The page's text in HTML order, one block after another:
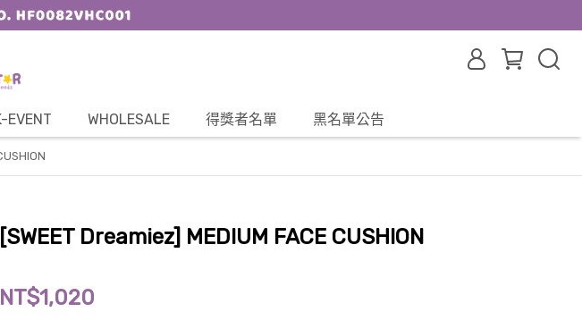
EVENT WHOLESALE 得獎者名單 黑名單公告
[SWEET Dreamiez] MEDIUM FACE CUSHION
NT$1,020